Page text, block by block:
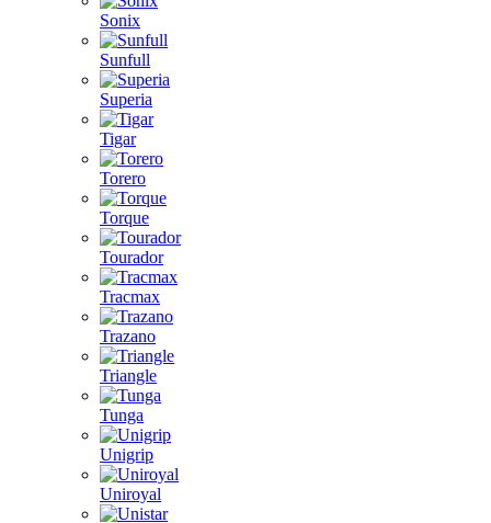
Sonix
Sunfull
Superia
Tigar
Torero
Torque
Tourador
Tracmax
Trazano
Triangle
Tunga
Unigrip
Uniroyal